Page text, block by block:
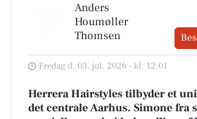
Anders
Houmøller
Thomsen
Fredag d. 03. jul. 2026 - kl. 12:01
Herrera Hairstyles tilbyder et
det centrale Aarhus. Simone fra